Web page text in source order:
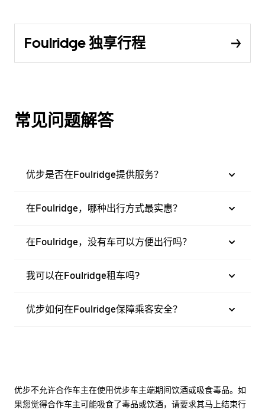
Foulridge 独享行程
常见问题解答
优步是否在Foulridge提供服务？
在Foulridge，哪种出行方式最实惠？
在Foulridge，没有车可以方便出行吗？
我可以在Foulridge租车吗?
优步如何在Foulridge保障乘客安全？
优步不允许合作车主在使用优步车主端期间饮酒或吸食毒品。如
果您觉得合作车主可能吸食了毒品或饮酒，请要求其马上结束行